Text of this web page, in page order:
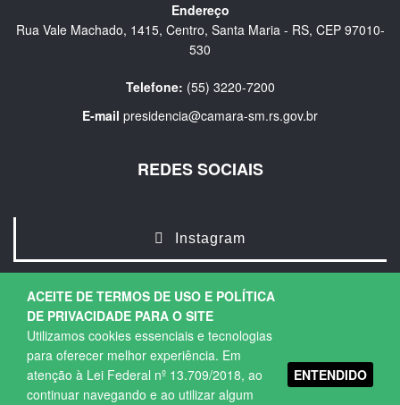
ACEITE DE TERMOS DE USO E POLÍTICA
DE PRIVACIDADE PARA O SITE
Utilizamos cookies essenciais e tecnologias
para oferecer melhor experiência. Em
atenção à Lei Federal nº 13.709/2018, ao
continuar navegando e ao utilizar algum
ENTENDIDO
Endereço
Rua Vale Machado, 1415, Centro, Santa Maria - RS, CEP 97010-
530
Telefone: (55) 3220-7200
E-mail presidencia@camara-sm.rs.gov.br
REDES SOCIAIS
Instagram
Copyright © 2026. Todos os direitos Reservados.